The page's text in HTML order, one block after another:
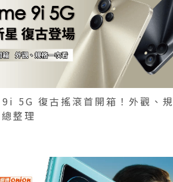
5G 復古搖滾首開箱！外觀、規
整理